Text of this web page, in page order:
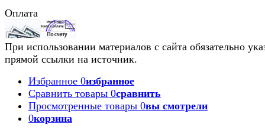
Оплата
При использовании материалов с сайта обязательно
прямой ссылки на источник.
Избранное 0избранное
Сравнить товары 0сравнить
Просмотренные товары 0вы смотрели
0корзина